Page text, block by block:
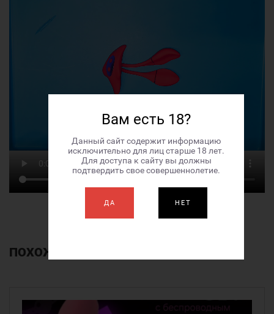
ПОХОЖИЕ
Вам есть 18?
Данный сайт содержит информацию
исключительно для лиц старше 18 лет.
Для доступа к сайту вы должны
подтвердить свое совершеннолетие.
ДА НЕТ